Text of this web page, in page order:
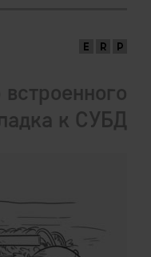
к СУБД